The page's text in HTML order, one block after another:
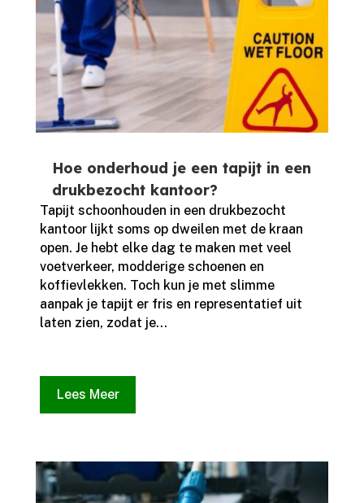
Hoe onderhoud je een tapijt in een
drukbezocht kantoor?
Tapijt schoonhouden in een drukbezocht
kantoor lijkt soms op dweilen met de kraan
open.​ Je hebt elke dag te maken met veel
voetverkeer, modderige schoenen en
koffievlekken.​ Toch kun je met slimme
aanpak je tapijt er fris en representatief uit
laten zien, zodat je...
Lees Meer